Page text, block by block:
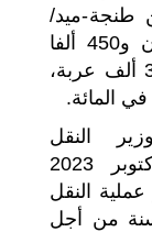
طنجة-ميد/
الجزيرة الخضراء، حيث عبره مليون و450 ألفا
من المسافرين، مقابل أزيد من 355 ألف عربة،
النقل
واللوجيستيك، يوم الأربعاء 18 أكتوبر 2023
عملية النقل
سنة من أجل